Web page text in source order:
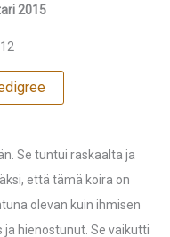
2015
Se tuntui raskaalta ja
että tämä koira on
olevan kuin ihmisen
ja hienostunut. Se vaikutti